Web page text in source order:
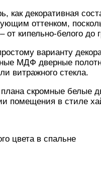
как декоративная
оттенком,
от кипельно-белого до
варианту
МДФ дверные
витражного стекла.
скромные белые
помещения в стиле
цвета в спальне